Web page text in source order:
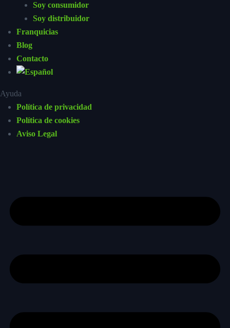
Soy consumidor
Soy distribuidor
Franquicias
Blog
Contacto
Ayuda
Política de privacidad
Política de cookies
Aviso Legal